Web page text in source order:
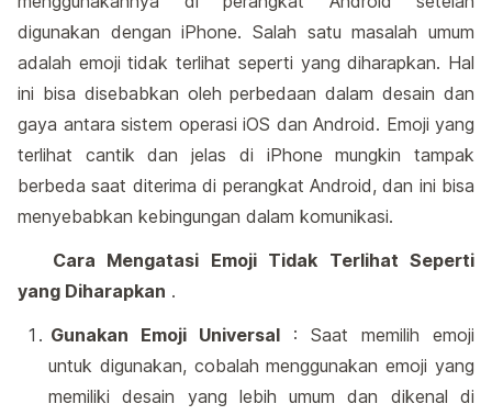
digunakan dengan iPhone. Salah satu masalah umum
adalah emoji tidak terlihat seperti yang diharapkan. Hal
ini bisa disebabkan oleh perbedaan dalam desain dan
gaya antara sistem operasi iOS dan Android. Emoji yang
terlihat cantik dan jelas di iPhone mungkin tampak
berbeda saat diterima di perangkat Android, dan ini bisa
menyebabkan kebingungan dalam komunikasi.
Cara Mengatasi Emoji Tidak Terlihat Seperti
yang Diharapkan .
Gunakan Emoji Universal : Saat memilih emoji
untuk digunakan, cobalah menggunakan emoji yang
memiliki desain yang lebih umum dan dikenal di